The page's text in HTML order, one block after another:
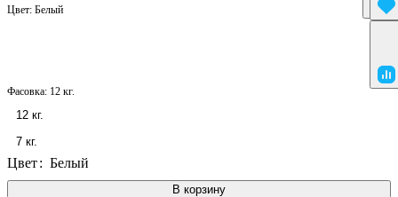
В корзину
Цвет: Белый
Фасовка: 12 кг.
12 кг.
7 кг.
Цвет: Белый